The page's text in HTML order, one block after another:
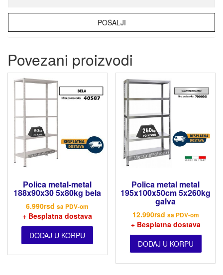
Povezani proizvodi
Polica metal-metal
188x90x30 5x80kg bela
6.990rsd sa PDV-om
+ Besplatna dostava
DODAJ U KORPU
Polica metal metal
195x100x50cm 5x260kg
galva
12.990rsd sa PDV-om
+ Besplatna dostava
DODAJ U KORPU